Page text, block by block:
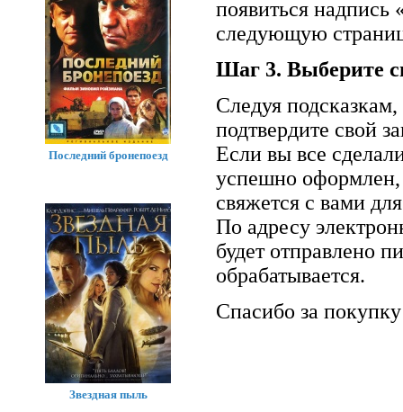
появиться
следующую
Шаг 3. Выберите
Следуя
подтвердите свой
Если вы все
успешно оформлен,
свяжется с вами
По адресу
будет отправлено
обрабатывается.
Спасибо за
Последний бронепоезд
Звездная пыль